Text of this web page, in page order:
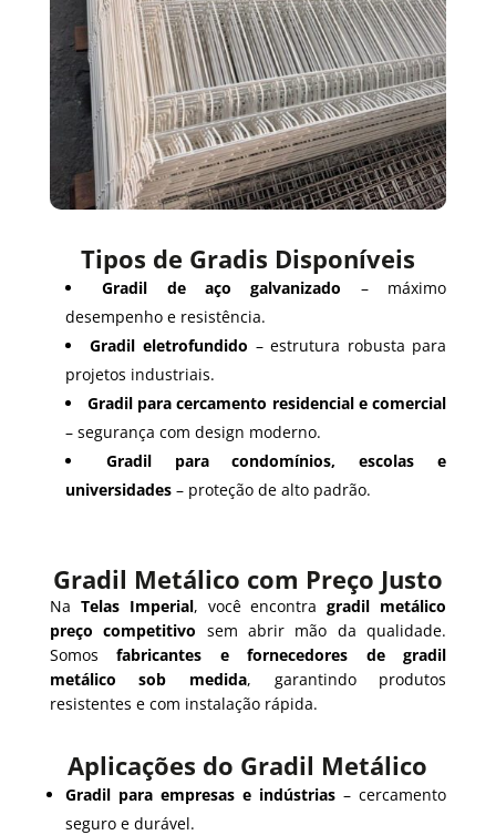
Tipos de Gradis Disponíveis
Gradil de aço galvanizado – máximo
desempenho e resistência.
Gradil eletrofundido – estrutura robusta para
projetos industriais.
Gradil para cercamento residencial e comercial
– segurança com design moderno.
Gradil para condomínios, escolas e
universidades– proteção de alto padrão.
Gradil Metálico com Preço Justo
Na Telas Imperial, você encontragradil metálico
preço competitivo sem abrir mão da qualidade.
Somosfabricantes e fornecedores de gradil
metálico sob medida, garantindo produtos
resistentes e com instalação rápida.
Aplicações do Gradil Metálico
Gradil para empresas e indústrias – cercamento
seguro e durável.